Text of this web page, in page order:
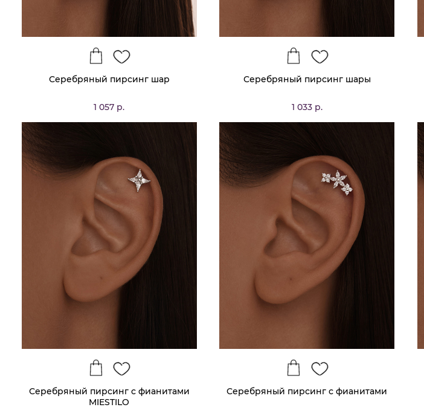
Серебряный пирсинг шар
1 057 р.
Серебряный пирсинг шары
1 033 р.
Серебряный пирсинг с фианитами
MIESTILO
Серебряный пирсинг с фианитами